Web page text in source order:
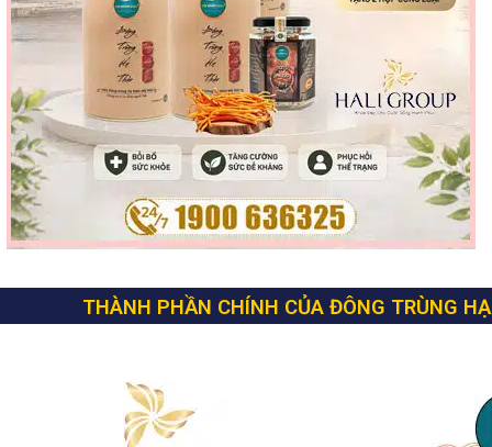
THÀNH PHẦN CHÍNH CỦA ĐÔNG TRÙNG